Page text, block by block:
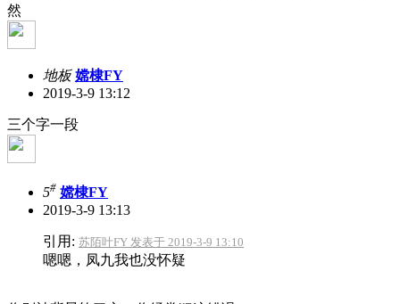
然
地板 嫦棣FY
2019-3-9 13:12
三个字一段
5# 嫦棣FY
2019-3-9 13:13
引用: 苏陌叶FY 发表于 2019-3-9 13:10
嗯嗯，凤九我也没怀疑